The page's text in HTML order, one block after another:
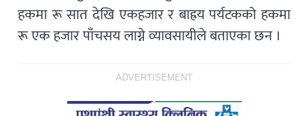
हकमा रू सात देखि एकहजार र बाह्रय पर्यटकको हकमा
रू एक हजार पाँचसय लाग्ने व्यावसायीले बताएका छन ।
ADVERTISEMENT